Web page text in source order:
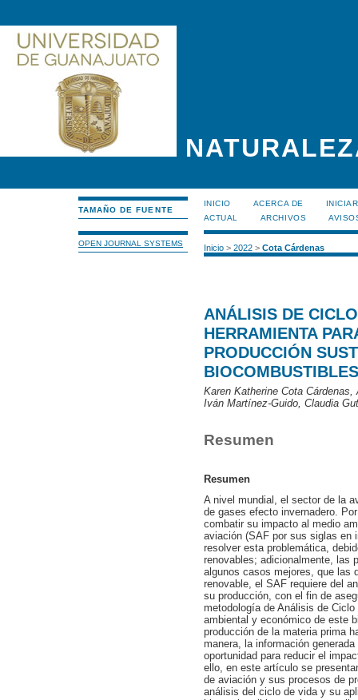
TAMAÑO DE FUENTE
OPEN JOURNAL SYSTEMS
INICIO ACERCA DE
ACTUAL
ARCHIVOS
Inicio> 2022> Cota Cárdenas
ANÁLISIS DE
HERRAMIENTA
PRODUCCIÓN
Karen Katherine Cota
Iván Martínez-Guido, Claudia
Resumen
Resumen
A nivel mundial, el sector de la
de gases efecto invernadero.
combatir su impacto al medio
aviación (SAF por sus siglas en
resolver esta problemática,
renovables; adicionalmente, las
algunos casos mejores, que las
renovable, el SAF requiere del
su producción, con el fin de
metodología de Análisis de
ambiental y económico de este
producción de la materia prima
manera, la información
oportunidad para reducir el
ello, en este artículo se
de aviación y sus procesos de
análisis del ciclo de vida y su